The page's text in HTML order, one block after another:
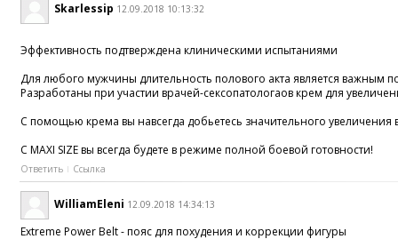
Skarlessip 12.09.2018 10:13:32
Эффективность подтверждена клиническими испытаниями
Для любого мужчины длительность полового акта является важным
Разработаны при участии врачей-сексопатологаов крем для
С помощью крема вы навсегда добьетесь значительного
С MAXI SIZE вы всегда будете в режиме полной боевой готовности!
Ответить Ссылка
WilliamEleni 12.09.2018 14:34:13
Extreme Power Belt - пояс для похудения и коррекции фигуры